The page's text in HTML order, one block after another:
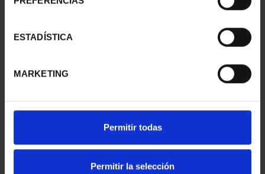
ESTADÍSTICA
MARKETING
Permitir todas
Permitir la selección
SUSCRIPCIÓN CIUDADES
PATRIMONIO DE LA
HU...